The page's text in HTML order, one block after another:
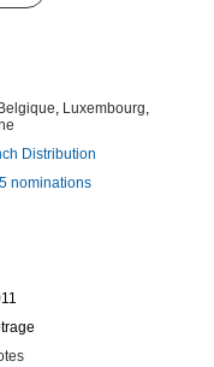
Belgique, Luxembourg,
Distribution
nominations